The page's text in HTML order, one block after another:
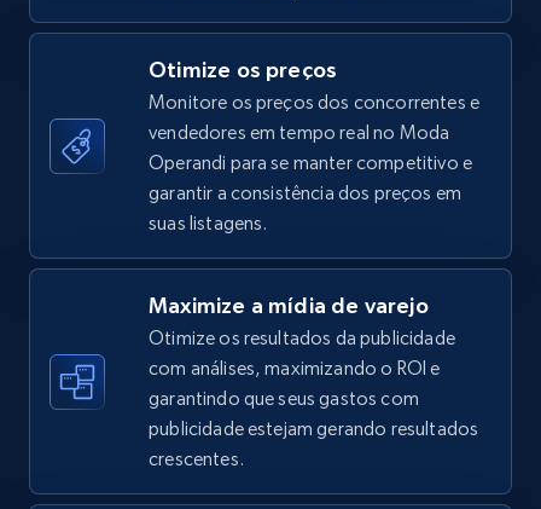
5.4K+ 668+ Comece agora
TikTok Shop - category
URL, Title, Available, Description, Currency, Initial
price, Final price, Discount percent, and more.
TikTok Shop - Collect TikTok shop products
by keywords search
URL, Title, Available, Description, Currency, Initial
price, Final price, Discount percent, and more.
Otimize os preços
Monitore os preços dos concorrentes e
vendedores em tempo real no Moda
Operandi para se manter competitivo e
garantir a consistência dos preços em
suas listagens.
Maximize a mídia de varejo
Otimize os resultados da publicidade
com análises, maximizando o ROI e
garantindo que seus gastos com
publicidade estejam gerando resultados
crescentes.